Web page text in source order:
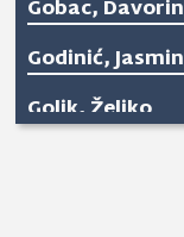
Gobac, Davorin
Godinić, Jasmin
Golik, Željko